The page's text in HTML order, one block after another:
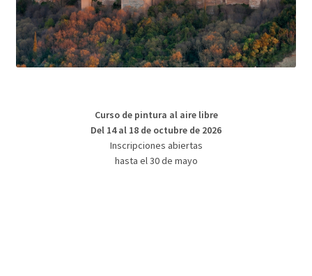
Curso de pintura al aire libre
Del 14 al 18 de octubre de 2026
Inscripciones abiertas
hasta el 30 de mayo